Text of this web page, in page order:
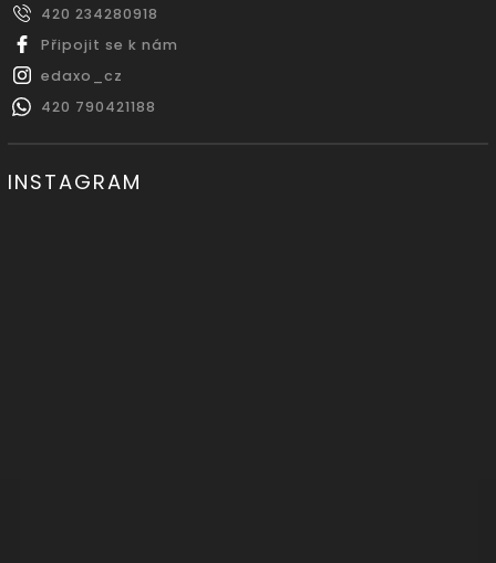
420 234280918
Připojit se k nám
edaxo_cz
420 790421188
INSTAGRAM